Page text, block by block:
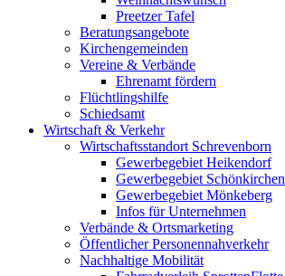
Preetzer Tafel
Beratungsangebote
Kirchengemeinden
Vereine & Verbände
Ehrenamt fördern
Flüchtlingshilfe
Schiedsamt
Wirtschaft & Verkehr
Wirtschaftsstandort Schrevenborn
Gewerbegebiet Heikendorf
Gewerbegebiet Schönkirchen
Gewerbegebiet Mönkeberg
Infos für Unternehmen
Verbände & Ortsmarketing
Öffentlicher Personennahverkehr
Nachhaltige Mobilität